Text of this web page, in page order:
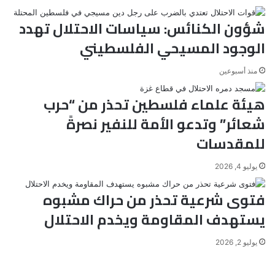
شؤون الكنائس: سياسات الاحتلال تهدد
الوجود المسيحي الفلسطيني
منذ أسبوعين
هيئة علماء فلسطين تحذر من “حرب
شعائر” وتدعو الأمة للنفير نصرةً
للمقدسات
يوليو 4, 2026
فتوى شرعية تحذر من حراك مشبوه
يستهدف المقاومة ويخدم الاحتلال
يوليو 2, 2026